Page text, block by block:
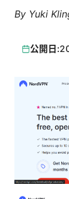
By Yuki
公開日: